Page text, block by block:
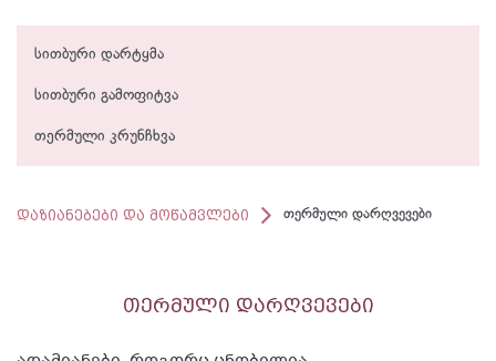
სითბური დარტყმა
სითბური გამოფიტვა
თერმული კრუნჩხვა
დაზიანებები და მოწამვლები თერმული დარღვევები
თერმული დარღვევები